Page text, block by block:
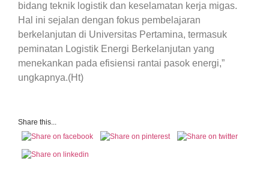
bidang teknik logistik dan keselamatan kerja migas.
Hal ini sejalan dengan fokus pembelajaran
berkelanjutan di Universitas Pertamina, termasuk
peminatan Logistik Energi Berkelanjutan yang
menekankan pada efisiensi rantai pasok energi,”
ungkapnya.(Ht)
Share this...